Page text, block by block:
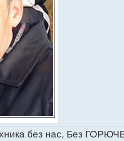
без нас, Без